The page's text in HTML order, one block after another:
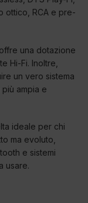
ottico, RCA e pre-
una dotazione
Hi-Fi. Inoltre,
un vero sistema
ampia e
ideale per chi
ma evoluto,
e sistemi
usare.